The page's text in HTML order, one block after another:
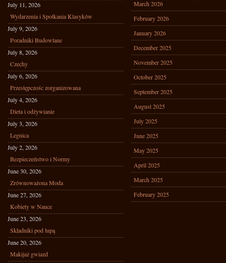
July 11, 2026
Wydarzenia i Spotkania Klasyków
July 9, 2026
Poradniki Budowlane
July 8, 2026
Czechy
July 6, 2026
Przestępczośc zorganizowana
July 4, 2026
Dieta i odżywianie
July 3, 2026
Legnica
July 2, 2026
Bezpieczeństwo i Normy
June 30, 2026
Zrównoważona Moda
June 27, 2026
Kobiety w Nauce
June 23, 2026
Składniki pod lupą
June 20, 2026
Makijaż gwiazd
March 2026
February 2026
January 2026
December 2025
November 2025
October 2025
September 2025
August 2025
July 2025
June 2025
May 2025
April 2025
March 2025
February 2025